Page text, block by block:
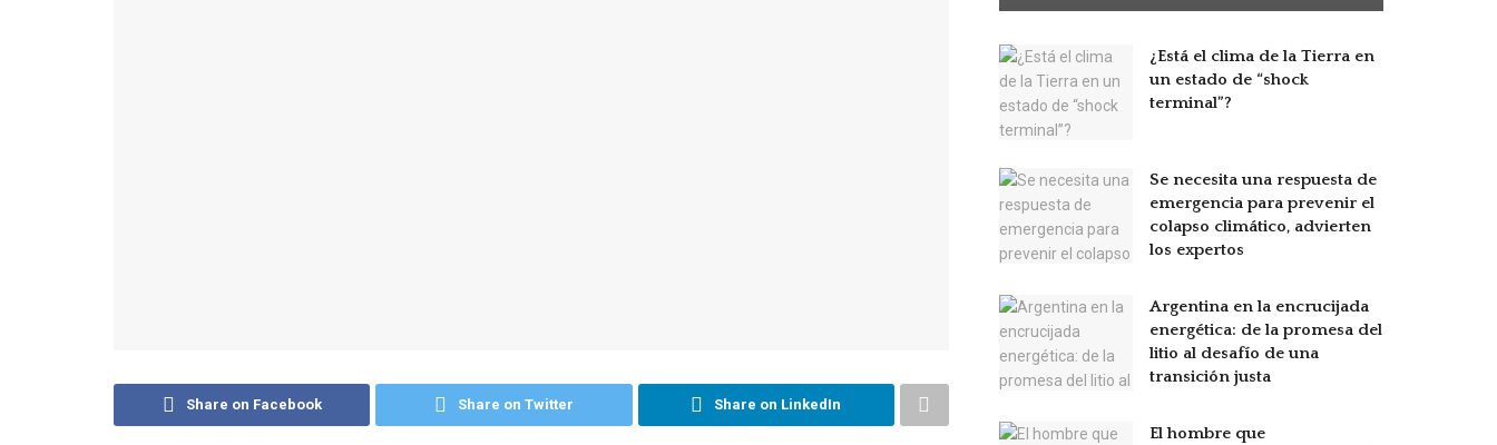
Share on Facebook Share on Twitter Share on LinkedIn
¿Está el clima de la Tierra en
un estado de “shock
terminal”?
Se necesita una respuesta de
emergencia para prevenir el
colapso climático, advierten
los expertos
Argentina en la encrucijada
energética: de la promesa del
litio al desafío de una
transición justa
El hombre que